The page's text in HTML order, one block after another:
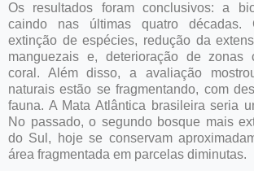
Os resultados foram conclusivos: a
caindo nas últimas quatro décadas.
extinção de espécies, redução da
manguezais e, deterioração de zonas
coral. Além disso, a avaliação
naturais estão se fragmentando, com
fauna. A Mata Atlântica brasileira seria
No passado, o segundo bosque mais
do Sul, hoje se conservam
área fragmentada em parcelas diminutas.